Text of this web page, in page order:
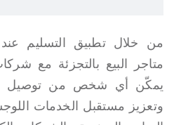
من خلال تطبيق التسليم
متاجر البيع بالتجزئة مع
يمكّن أي شخص من توصيل
وتعزيز مستقبل الخدمات